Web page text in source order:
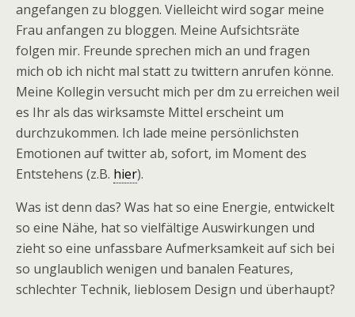
angefangen zu bloggen. Vielleicht wird sogar meine
Frau anfangen zu bloggen. Meine Aufsichtsräte
folgen mir. Freunde sprechen mich an und fragen
mich ob ich nicht mal statt zu twittern anrufen könne.
Meine Kollegin versucht mich per dm zu erreichen weil
es Ihr als das wirksamste Mittel erscheint um
durchzukommen. Ich lade meine persönlichsten
Emotionen auf twitter ab, sofort, im Moment des
Entstehens (z.B. hier).
Was ist denn das? Was hat so eine Energie, entwickelt
so eine Nähe, hat so vielfältige Auswirkungen und
zieht so eine unfassbare Aufmerksamkeit auf sich bei
so unglaublich wenigen und banalen Features,
schlechter Technik, lieblosem Design und überhaupt?